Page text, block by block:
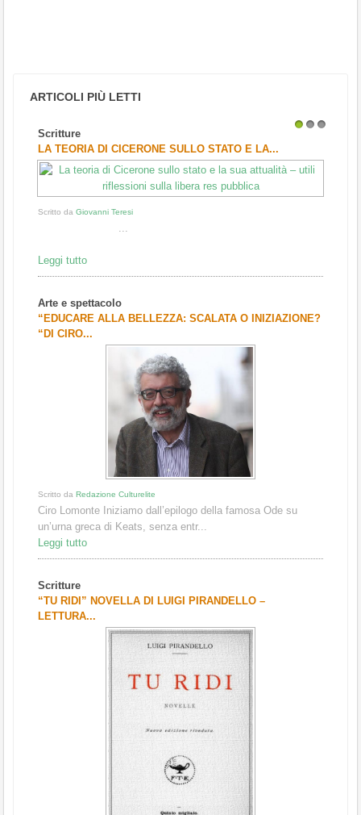
ARTICOLI PIÙ LETTI
Scritture
LA TEORIA DI CICERONE SULLO STATO E LA...
Scritto da Giovanni Teresi
Leggi tutto
Arte e spettacolo
“EDUCARE ALLA BELLEZZA: SCALATA O INIZIAZIONE?
“DI CIRO...
Scritto da Redazione Culturelite
Ciro Lomonte Iniziamo dall’epilogo della famosa Ode su
un’urna greca di Keats, senza entr...
Leggi tutto
Scritture
“TU RIDI” NOVELLA DI LUIGI PIRANDELLO –
LETTURA...